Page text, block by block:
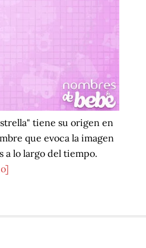
tiene su origen en
que evoca la imagen
a lo largo del tiempo.